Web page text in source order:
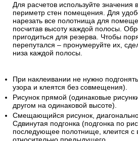
Для расчетов используйте значения
периметр стен помещения. Для
нарезать все полотнища для
посчитав высоту каждой полосы.
пригодиться для резерва. Чтобы
перепутался – пронумеруйте их,
низа каждой полосы.
При наклеивании не нужно
узора и клеятся без совмещения).
Рисунок прямой (одинаковые
другом на одинаковой высоте).
Смещающийся рисунок,
Сдвинутая подгонка (подгонка по
последующее полотнище, клеится с